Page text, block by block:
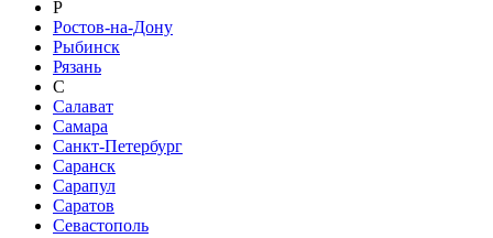
Р
Ростов-на-Дону
Рыбинск
Рязань
С
Салават
Самара
Санкт-Петербург
Саранск
Сарапул
Саратов
Севастополь